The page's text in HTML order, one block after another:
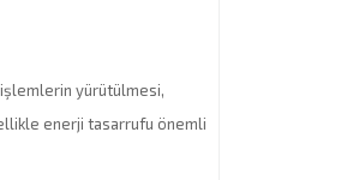
işlemlerin yürütülmesi,
enerji tasarrufu önemli